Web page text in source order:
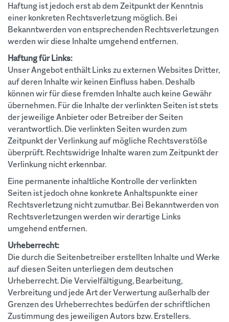
Haftung ist jedoch erst ab dem Zeitpunkt der Kenntnis
einer konkreten Rechtsverletzung möglich. Bei
Bekanntwerden von entsprechenden Rechtsverletzungen
werden wir diese Inhalte umgehend entfernen.
Haftung für Links:
Unser Angebot enthält Links zu externen Websites Dritter,
auf deren Inhalte wir keinen Einfluss haben. Deshalb
können wir für diese fremden Inhalte auch keine Gewähr
übernehmen. Für die Inhalte der verlinkten Seiten ist stets
der jeweilige Anbieter oder Betreiber der Seiten
verantwortlich. Die verlinkten Seiten wurden zum
Zeitpunkt der Verlinkung auf mögliche Rechtsverstöße
überprüft. Rechtswidrige Inhalte waren zum Zeitpunkt der
Verlinkung nicht erkennbar.
Eine permanente inhaltliche Kontrolle der verlinkten
Seiten ist jedoch ohne konkrete Anhaltspunkte einer
Rechtsverletzung nicht zumutbar. Bei Bekanntwerden von
Rechtsverletzungen werden wir derartige Links
umgehend entfernen.
Urheberrecht:
Die durch die Seitenbetreiber erstellten Inhalte und Werke
auf diesen Seiten unterliegen dem deutschen
Urheberrecht. Die Vervielfältigung, Bearbeitung,
Verbreitung und jede Art der Verwertung außerhalb der
Grenzen des Urheberrechtes bedürfen der schriftlichen
Zustimmung des jeweiligen Autors bzw. Erstellers.